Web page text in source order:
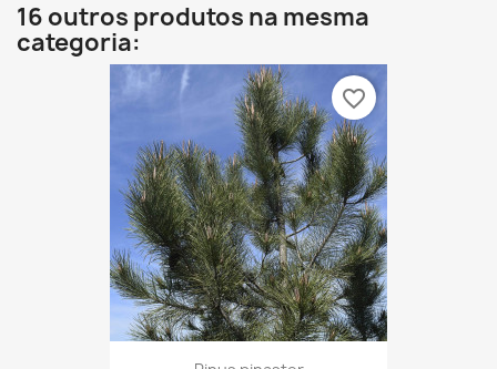
16 outros produtos na mesma
categoria:
favorite_border